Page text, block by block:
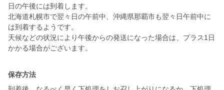
日の午後には到着します。
北海道札幌市で翌々日の午前中、沖縄県那覇市も翌々日午前中に
は到着するようです。
天候などの状況により午後からの発送になった場合は、プラス1日
かかる場合がございます。
保存方法